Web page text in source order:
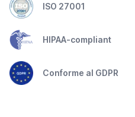
ISO 27001
HIPAA-compliant
Conforme al GDPR